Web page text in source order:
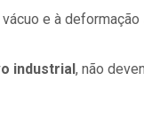
vácuo e à
industrial, não